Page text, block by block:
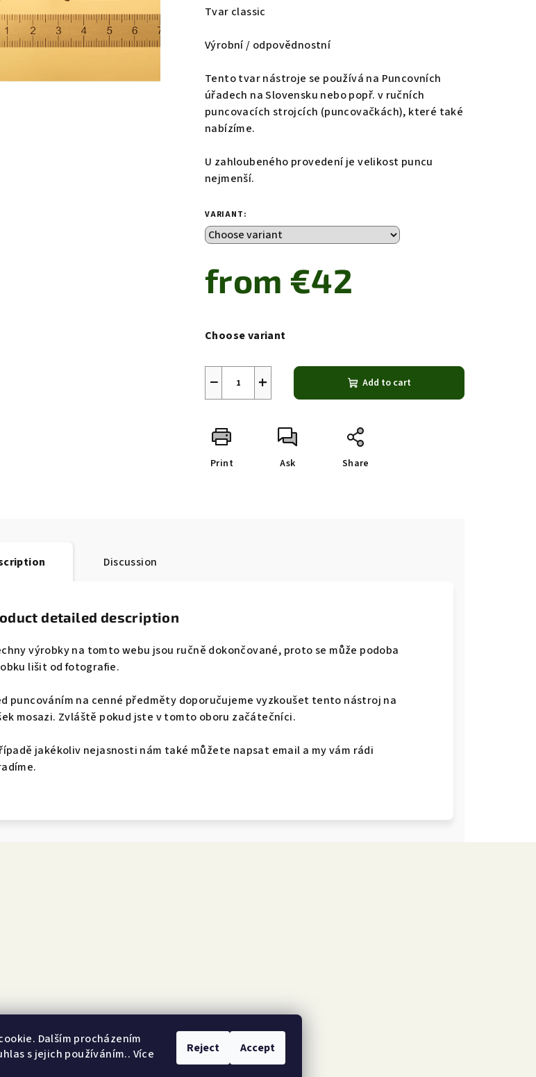
Dalším procházením
s jejich používáním.. Více
Reject Accept
Tvar classic
Výrobní / odpovědnostní
Tento tvar nástroje se používá na Puncovních
úřadech na Slovensku nebo popř. v ručních
puncovacích strojcích (puncovačkách), které také
nabízíme.
U zahloubeného provedení je velikost puncu
nejmenší.
VARIANT:
from €42
price:
Choose variant
+
− Add to cart
Print Ask Share
Discussion
detailed description
výrobky na tomto webu jsou ručně dokončované, proto se může podoba
lišit od fotografie.
puncováním na cenné předměty doporučujeme vyzkoušet tento nástroj na
mosazi. Zvláště pokud jste v tomto oboru začátečníci.
jakékoliv nejasnosti nám také můžete napsat email a my vám rádi
údajů